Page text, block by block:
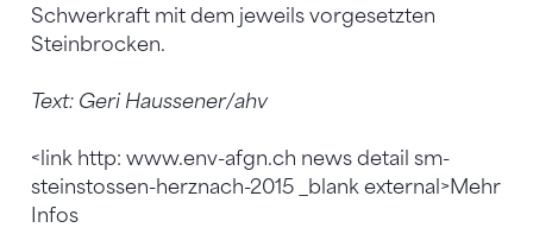
Schwerkraft mit dem jeweils vorgesetzten
Steinbrocken.
Text: Geri Haussener/ahv
<link http: www.env-afgn.ch news detail sm-
steinstossen-herznach-2015 _blank external>Mehr
Infos